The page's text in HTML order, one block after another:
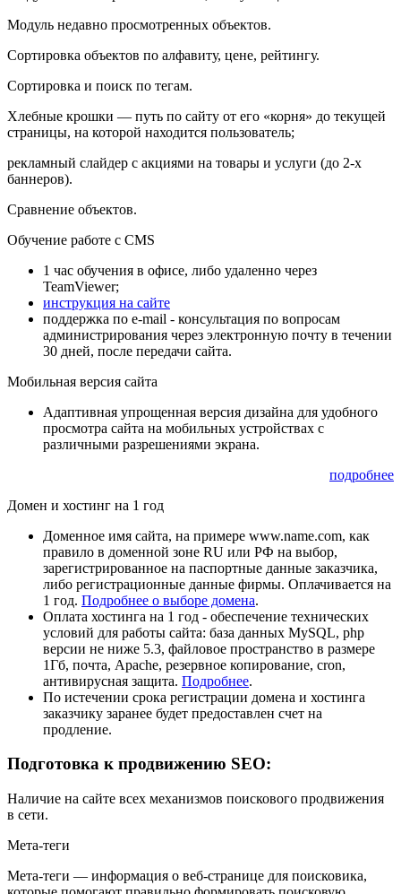
Модуль недавно просмотренных объектов.
Сортировка объектов по алфавиту, цене, рейтингу.
Сортировка и поиск по тегам.
Хлебные крошки — путь по сайту от его «корня» до текущей
страницы, на которой находится пользователь;
рекламный слайдер с акциями на товары и услуги (до 2-х
баннеров).
Сравнение объектов.
Обучение работе с CMS
1 час обучения в офисе, либо удаленно через
TeamViewer;
инструкция на сайте
поддержка по e-mail - консультация по вопросам
администрирования через электронную почту в течении
30 дней, после передачи сайта.
Мобильная версия сайта
Адаптивная упрощенная версия дизайна для удобного
просмотра сайта на мобильных устройствах с
различными разрешениями экрана.
подробнее
Домен и хостинг на 1 год
Доменное имя сайта, на примере www.name.com, как
правило в доменной зоне RU или РФ на выбор,
зарегистрированное на паспортные данные заказчика,
либо регистрационные данные фирмы. Оплачивается на
1 год. Подробнее о выборе домена.
Оплата хостинга на 1 год - обеспечение технических
условий для работы сайта: база данных MySQL, php
версии не ниже 5.3, файловое пространство в размере
1Гб, почта, Apache, резервное копирование, cron,
антивирусная защита. Подробнее.
По истечении срока регистрации домена и хостинга
заказчику заранее будет предоставлен счет на
продление.
Подготовка к продвижению SEO:
Наличие на сайте всех механизмов поискового продвижения
в сети.
Мета-теги
Мета-теги — информация о веб-странице для поисковика,